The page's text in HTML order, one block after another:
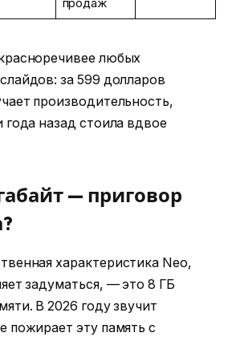
любых
за 599 долларов
производительность,
года назад стоила вдвое
— приговор
характеристика Neo,
задуматься, — это 8 ГБ
В 2026 году звучит
пожирает эту память с